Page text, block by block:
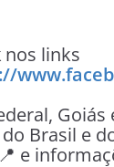
nos links
Brasil e
e